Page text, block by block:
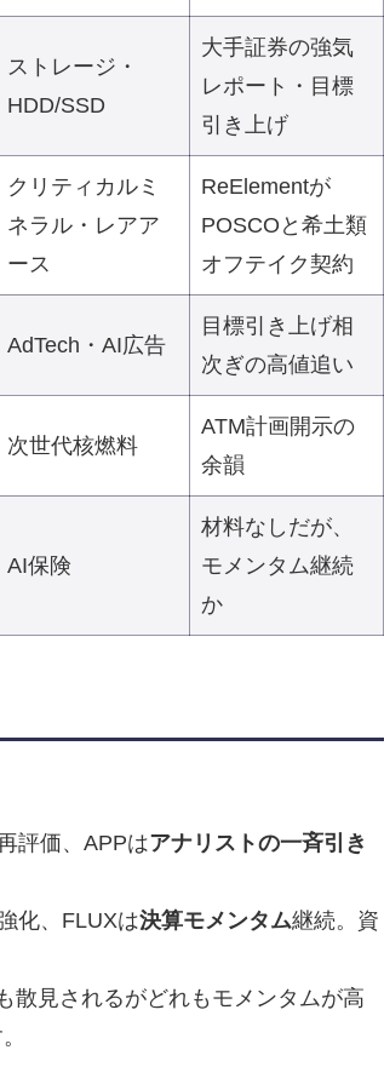
ストレージ・
HDD/SSD
大手証券の強気
レポート・目標
引き上げ
クリティカルミ
ネラル・レアア
ース
ReElementが
POSCOと希土類
オフテイク契約
AdTech・AI広告
目標引き上げ相
次ぎの高値追い
次世代核燃料
ATM計画開示の
余韻
AI保険
材料なしだが、
モメンタム継続
か
評価、APPはアナリストの一斉引き
化、FLUXは決算モメンタム継続。資
散見されるがどれもモメンタムが高